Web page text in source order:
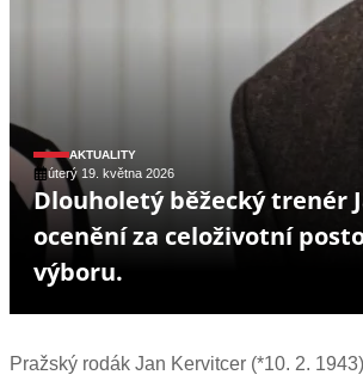
AKTUALITY
úterý 19. května 2026
Dlouholetý běžecký trenér
ocenění za celoživotní
výboru.
Pražský rodák Jan Kervitcer (*10. 2.